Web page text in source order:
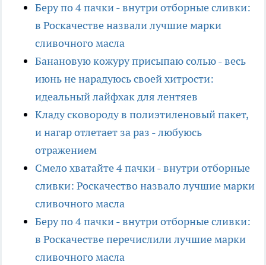
Беру по 4 пачки - внутри отборные сливки:
в Роскачестве назвали лучшие марки
сливочного масла
Банановую кожуру присыпаю солью - весь
июнь не нарадуюсь своей хитрости:
идеальный лайфхак для лентяев
Кладу сковороду в полиэтиленовый пакет,
и нагар отлетает за раз - любуюсь
отражением
Смело хватайте 4 пачки - внутри отборные
сливки: Роскачество назвало лучшие марки
сливочного масла
Беру по 4 пачки - внутри отборные сливки:
в Роскачестве перечислили лучшие марки
сливочного масла